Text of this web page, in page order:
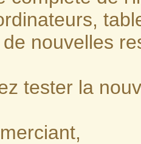
nouvelles
tester la